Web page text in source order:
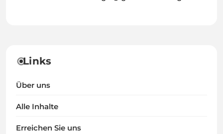
Links
Über uns
Alle Inhalte
Erreichen Sie uns